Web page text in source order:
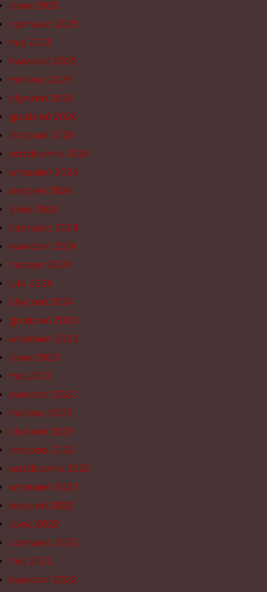
lipiec 2025
czerwiec 2025
maj 2025
kwiecień 2025
marzec 2025
styczeń 2025
grudzień 2024
listopad 2024
październik 2024
wrzesień 2024
sierpień 2024
lipiec 2024
czerwiec 2024
kwiecień 2024
marzec 2024
luty 2024
styczeń 2024
grudzień 2023
wrzesień 2023
lipiec 2023
maj 2023
kwiecień 2023
marzec 2023
styczeń 2023
listopad 2022
październik 2022
wrzesień 2022
sierpień 2022
lipiec 2022
czerwiec 2022
maj 2022
kwiecień 2022